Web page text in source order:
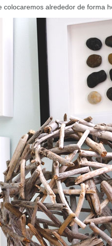
colocaremos alrededor de forma